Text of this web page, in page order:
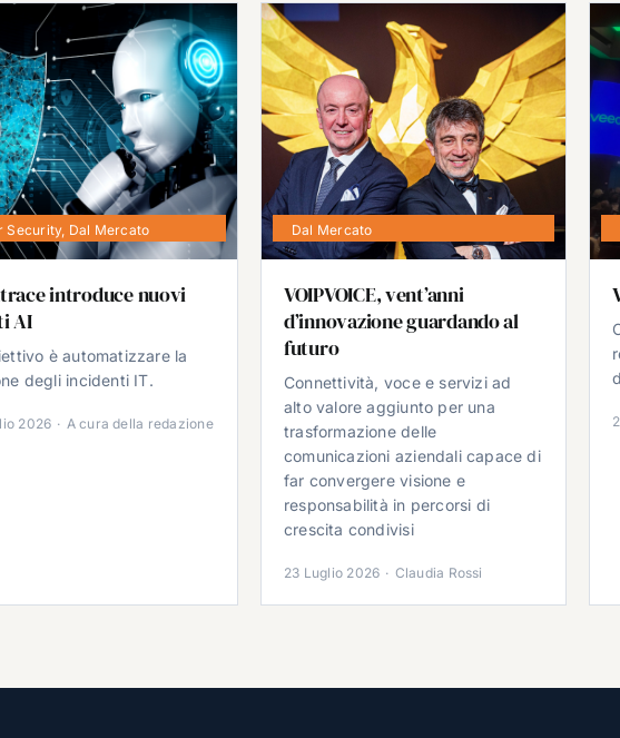
Security, Dal Mercato
introduce nuovi
AI
è automatizzare la
degli incidenti IT.
2026 · A cura della redazione
Dal Mercato
VOIPVOICE, vent’anni
d’innovazione guardando al
futuro
Connettività, voce e servizi ad
alto valore aggiunto per una
trasformazione delle
comunicazioni aziendali capace di
far convergere visione e
responsabilità in percorsi di
crescita condivisi
23 Luglio 2026 · Claudia Rossi